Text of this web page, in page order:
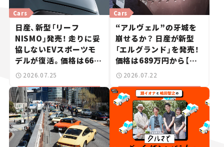
Cars
日産、新型「リーフ
NISMO」発売！ 走りに妥
協しないEVスポーツモ
デルが復活。価格は660
万円から【新車ニュース】
2026.07.25
Cars
“アルヴェル”の牙城を
崩せるか？ 日産が新型
「エルグランド」を発売！
価格は689万円から【新
車ニュース】
2026.07.22